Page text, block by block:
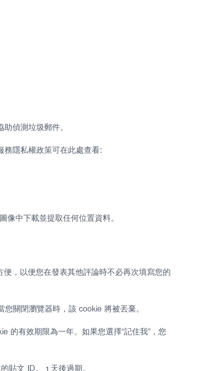
偵測垃圾郵件。
隱私權政策可在此處查看:
中下載並提取任何位置資料。
，以便您在發表其他評論時不必再次填寫您的
關閉瀏覽器時，該 cookie 將被丟棄。
的有效期限為一年。如果您選擇“記住我”，您